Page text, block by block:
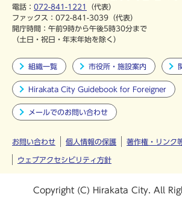
電話： 072-841-1221
（代表）
ファックス：072-841-3039（代表）
開庁時間：午前9時から午後5時30分まで
（土日・祝日・年末年始を除く）
組織一覧 市役所・施設案内
Hirakata City Guidebook for Foreigner
メールでのお問い合わせ
お問い合わせ 個人情報の保護 著作権・リンク
ウェブアクセシビリティ方針
Copyright (C) Hirakata City. All